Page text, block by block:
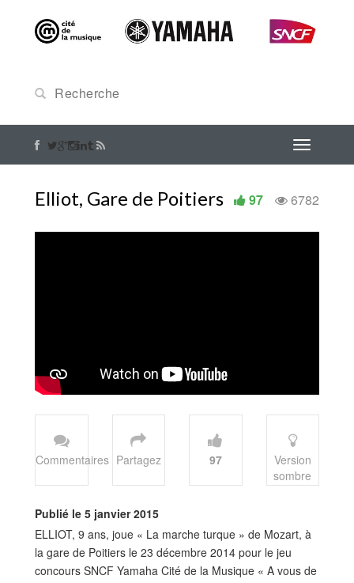
Elliot, Gare de Poitiers 6782
97
Commentaires Partagez 97
Version
sombre
Publié le 5 janvier 2015
ELLIOT, 9 ans, joue « La marche turque » de Mozart, à
la gare de Poitiers le 23 décembre 2014 pour le jeu
concours SNCF Yamaha Cité de la Musique « A vous de